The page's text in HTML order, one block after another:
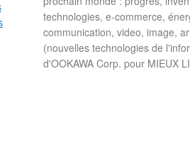
technologies, e-commerce,
communication, video, image,
(nouvelles technologies de
d'OOKAWA Corp. pour MIEUX